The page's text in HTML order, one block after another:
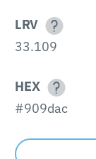
LRV
33.109
HEX
#909dac